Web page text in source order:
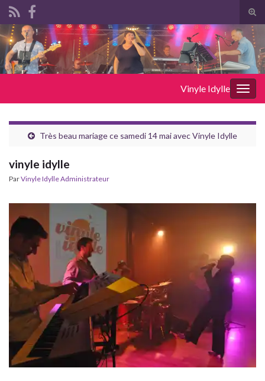
Search for:
Vinyle Idylle
Très beau mariage ce samedi 14 mai avec Vinyle Idylle
vinyle idylle
ParVinyle Idylle Administrateur